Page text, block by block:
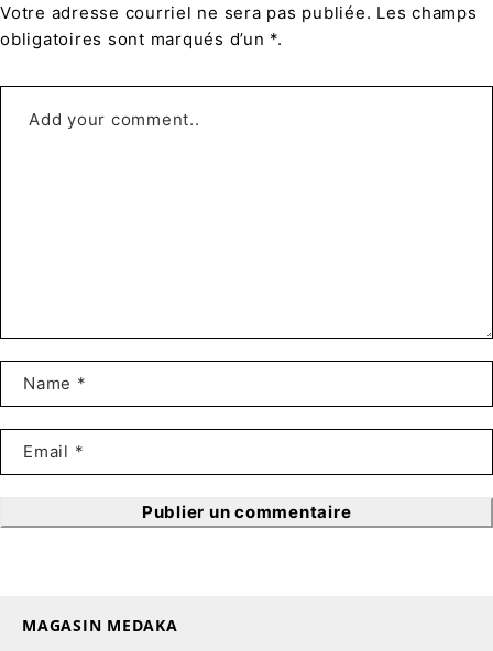
Votre adresse courriel ne sera pas publiée. Les champs
obligatoires sont marqués d’un *.
Publier un commentaire
MAGASIN MEDAKA